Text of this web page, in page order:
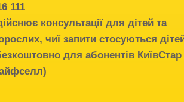
111
консультації для дітей та
чиї запити стосуються
для абонентів КиївСтар